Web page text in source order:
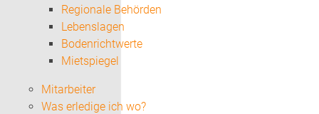
Regionale Behörden
Lebenslagen
Bodenrichtwerte
Mietspiegel
Mitarbeiter
Was erledige ich wo?